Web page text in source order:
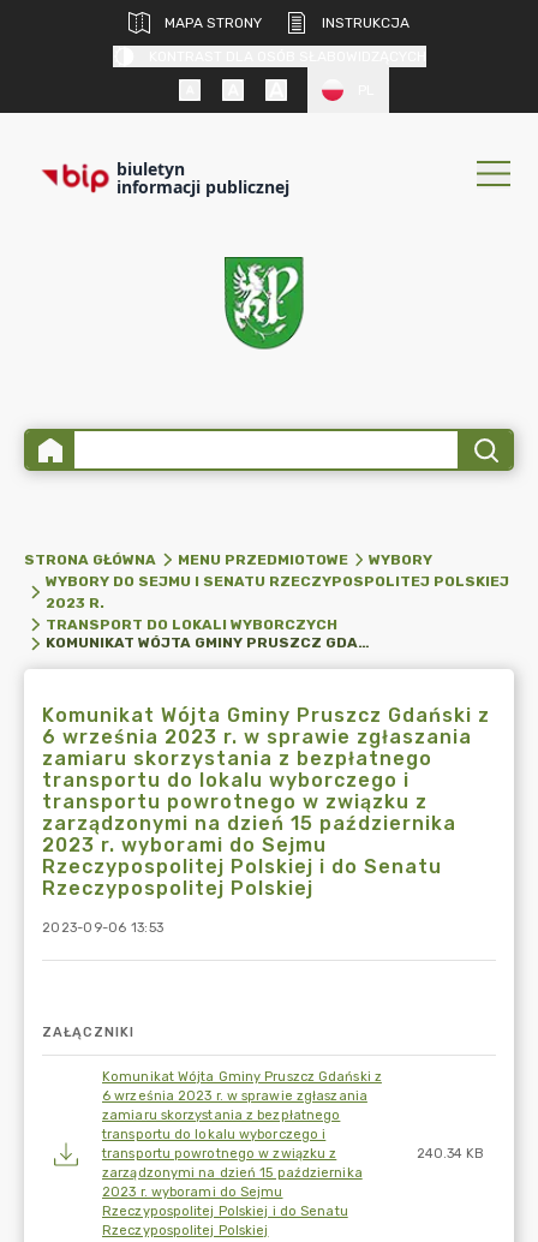
MAPA STRONY
INSTRUKCJA
biuletyn
informacji publicznej
STRONA GŁÓWNA MENU PRZEDMIOTOWE
WYBORY
WYBORY DO SEJMU I SENATU RZECZYPOSPOLITEJ POLSKIEJ
2023 R.
TRANSPORT DO LOKALI WYBORCZYCH
KOMUNIKAT WÓJTA GMINY PRUSZCZ GDAŃSKI Z 6 WRZEŚNIA 2023 R. W SPRAWIE ZGŁASZANIA ZAMIARU SKORZYSTANIA Z BEZPŁATNEGO TRANSPORTU DO LOKALU WYBORCZEGO I TRANSPORTU POWROTNEGO W ZWIĄZKU Z ZARZĄDZONYMI NA DZIEŃ 15 PAŹDZIERNIKA 2023 R. WYBORAMI DO SEJMU RZECZYPOSPOLITEJ POLSKIEJ I DO SENATU RZECZYPOSPOLITEJ POLSKIEJ
Komunikat Wójta Gminy Pruszcz Gdański z
6 września 2023 r. w sprawie zgłaszania
zamiaru skorzystania z bezpłatnego
transportu do lokalu wyborczego i
transportu powrotnego w związku z
zarządzonymi na dzień 15 października
2023 r. wyborami do Sejmu
Rzeczypospolitej Polskiej i do Senatu
Rzeczypospolitej Polskiej
2023-09-06 13:53
ZAŁĄCZNIKI
Komunikat Wójta Gminy Pruszcz Gdański z
6 września 2023 r. w sprawie zgłaszania
zamiaru skorzystania z bezpłatnego
transportu do lokalu wyborczego i
transportu powrotnego w związku z
zarządzonymi na dzień 15 października
2023 r. wyborami do Sejmu
Rzeczypospolitej Polskiej i do Senatu
Rzeczypospolitej Polskiej
240.34 KB